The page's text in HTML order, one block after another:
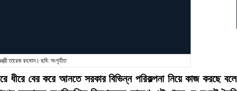
তারেক রহমান। ছবি: সংগৃহীত
ধীরে বের করে আনতে সরকার বিভিন্ন পরিকল্পনা নিয়ে কাজ করছে বলে